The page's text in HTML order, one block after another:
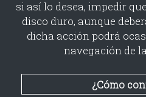
si así lo desea, impedir
disco duro, aunque
dicha acción podrá
navegación de
¿Cómo
Condiciones contratacion